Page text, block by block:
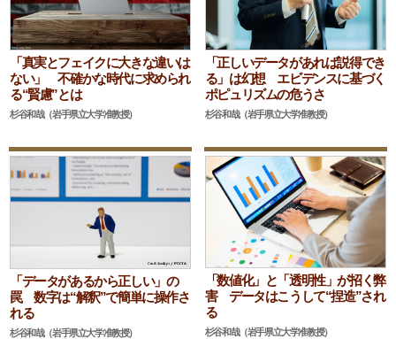
「真実とフェイクに大きな違いは
ない」 不確かな時代に求められ
る“賢慮”とは
杉谷和哉（岩手県立大学准教授）
「正しいデータがあれば説得でき
る」は幻想 エビデンスに基づく
ポピュリズムの危うさ
杉谷和哉（岩手県立大学准教授）
「データがあるから正しい」の
罠 数字は“解釈”で簡単に操作さ
れる
杉谷和哉（岩手県立大学准教授）
「数値化」と「透明性」が招く弊
害 データはこうして“捏造”され
る
杉谷和哉（岩手県立大学准教授）